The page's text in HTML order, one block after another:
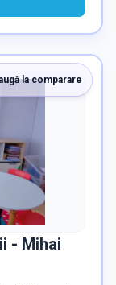
la comparare
- Mihai